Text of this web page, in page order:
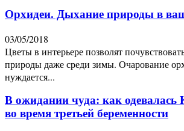
Орхидеи. Дыхание природы в
03/05/2018
Цветы в интерьере позволят
природы даже среди зимы. Очарование
нуждается...
В ожидании чуда: как одевалась
во время третьей беременности